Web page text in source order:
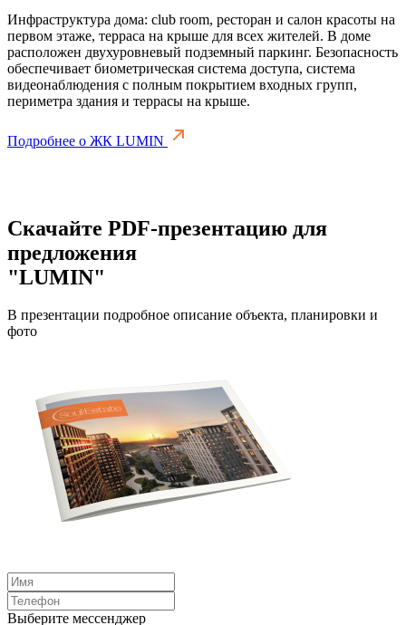
Инфраструктура дома: club room, ресторан и салон красоты на
первом этаже, терраса на крыше для всех жителей. В доме
расположен двухуровневый подземный паркинг. Безопасность
обеспечивает биометрическая система доступа, система
видеонаблюдения с полным покрытием входных групп,
периметра здания и террасы на крыше.
Подробнее о ЖК LUMIN
Скачайте PDF-презентацию для
предложения
"LUMIN"
В презентации подробное описание объекта, планировки и
фото
Выберите мессенджер